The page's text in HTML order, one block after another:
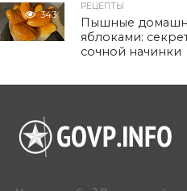
343
РЕЦЕПТЫ
Пышные
яблоками:
сочной начинки